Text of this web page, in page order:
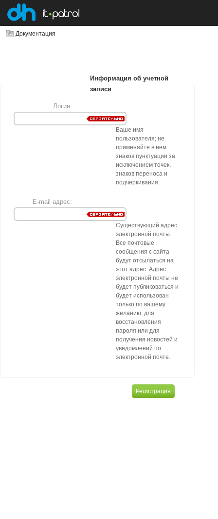
Документация
Информация об учетной
записи
Логин:
Ваше имя
пользователя; не
применяйте в нем
знаков пунктуации за
исключением точек,
знаков переноса и
подчеркивания.
E-mail адрес:
Существующий адрес
электронной почты.
Все почтовые
сообщения с сайта
будут отсылаться на
этот адрес. Адрес
электронной почты не
будет публиковаться и
будет использован
только по вашему
желанию: для
восстановления
пароля или для
получения новостей и
уведомлений по
электронной почте.